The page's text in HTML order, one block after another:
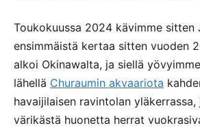
Toukokuussa 2024 kävimme sitten
ensimmäistä kertaa sitten vuoden
alkoi Okinawalta, ja siellä
lähellä Churaumin akvaariota
havaijilaisen ravintolan
värikästä huonetta herrat